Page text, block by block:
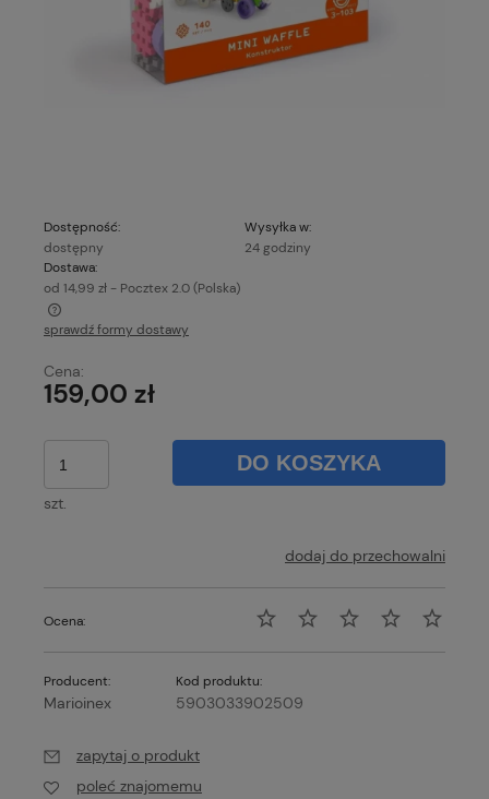
Dostępność:
dostępny
Wysyłka w:
24 godziny
Dostawa:
od 14,99 zł - Pocztex 2.0(Polska)
Cena nie zawiera ewentualnych kosztów płatności
sprawdź formy dostawy
Cena:
159,00 zł
szt.
DO KOSZYKA
dodaj do przechowalni
Ocena:
Producent:
Marioinex
Kod produktu:
5903033902509
zapytaj o produkt
poleć znajomemu